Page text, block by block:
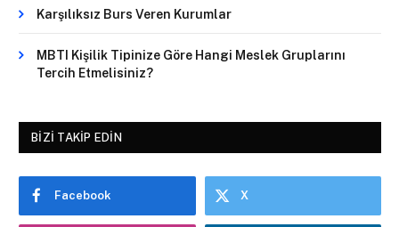
Karşılıksız Burs Veren Kurumlar
MBTI Kişilik Tipinize Göre Hangi Meslek Gruplarını
Tercih Etmelisiniz?
BIZI TAKIP EDIN
Facebook X